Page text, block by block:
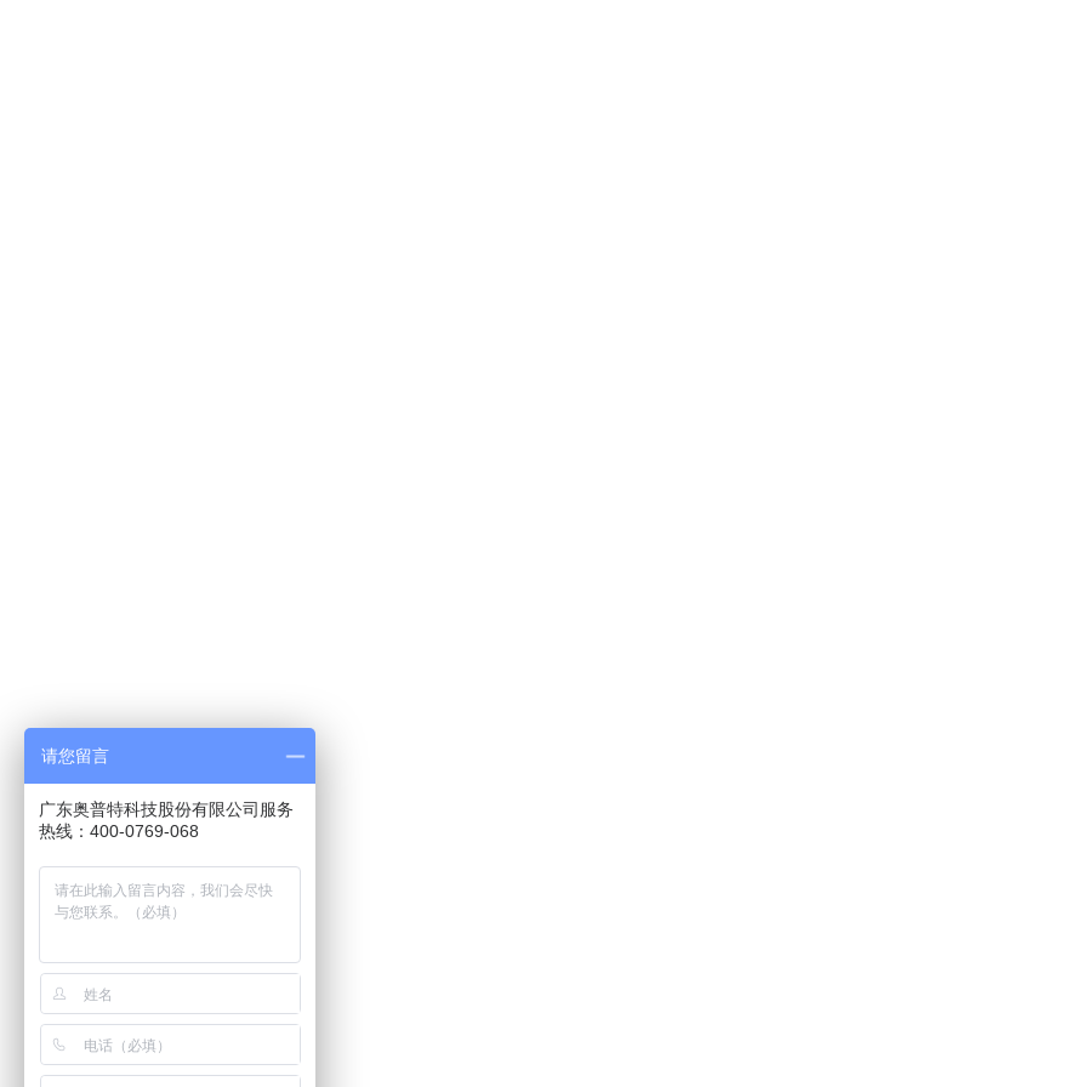
请您留言
广东奥普特科技股份有限公司服务
热线：400-0769-068